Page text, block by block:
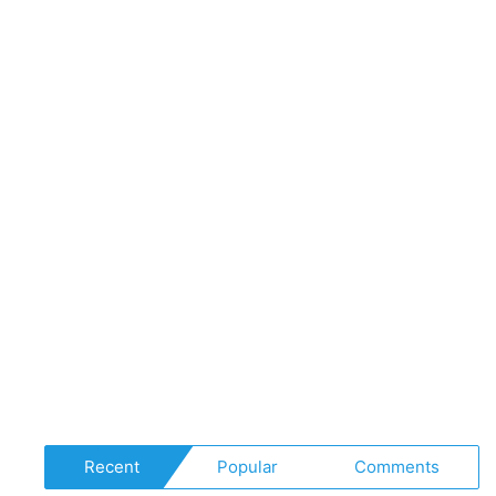
Recent Popular Comments